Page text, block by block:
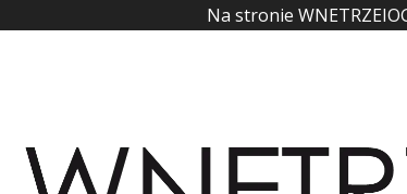
Na stronie